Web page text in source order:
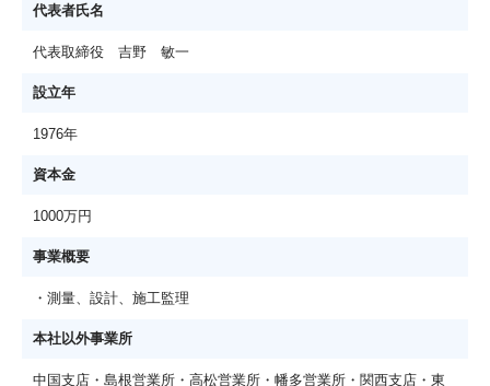
代表者氏名
代表取締役 吉野 敏一
設立年
1976年
資本金
1000万円
事業概要
・測量、設計、施工監理
本社以外事業所
中国支店・島根営業所・高松営業所・幡多営業所・関西支店・東